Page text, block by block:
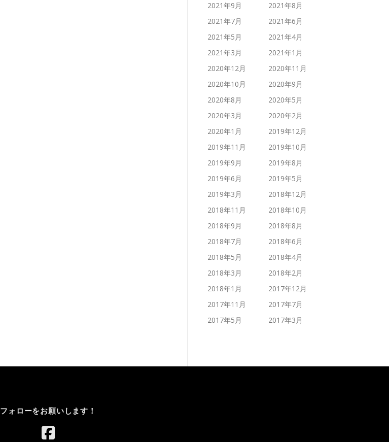
2021年9月
2021年8月
2021年7月
2021年6月
2021年5月
2021年4月
2021年3月
2021年1月
2020年12月
2020年11月
2020年10月
2020年9月
2020年8月
2020年5月
2020年3月
2020年2月
2020年1月
2019年12月
2019年11月
2019年10月
2019年9月
2019年8月
2019年6月
2019年5月
2019年3月
2018年12月
2018年11月
2018年10月
2018年9月
2018年8月
2018年7月
2018年6月
2018年5月
2018年4月
2018年3月
2018年2月
2018年1月
2017年12月
2017年11月
2017年7月
2017年5月
2017年3月
フォローをお願いします！